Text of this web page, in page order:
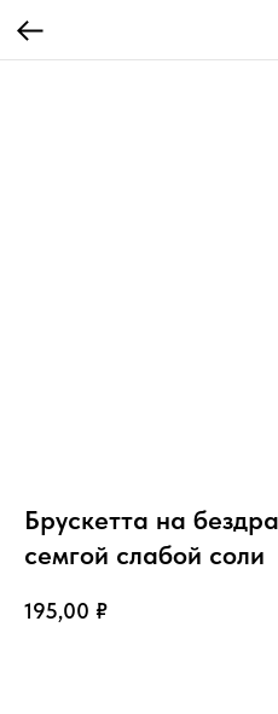
Брускетта на
семгой слабой соли
195,00 ₽